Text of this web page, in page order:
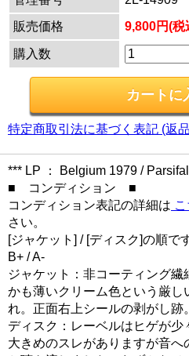
販売価格
9,800円(税
購入数
特定商取引法に基づく表記 (返
*** LP ： Belgium 1979 /
■ コンディション ■
コンディション表記の詳細は
さい。
[ジャケット] / [ディスク]の順で
B+ / A-
ジャケット：非コーティング繊
かも薄いクリーム色という厳
れ。正面右上シールの剥がし跡。
ディスク：レーベルはヒゲが
大きめのスレがありますが音へ